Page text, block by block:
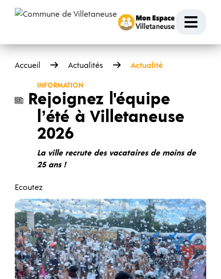
Accueil Actualités Actualité
INFORMATION
Rejoignez l'équipe
l’été à Villetaneuse
2026
La ville recrute des vacataires de moins de
25 ans !
Ecoutez